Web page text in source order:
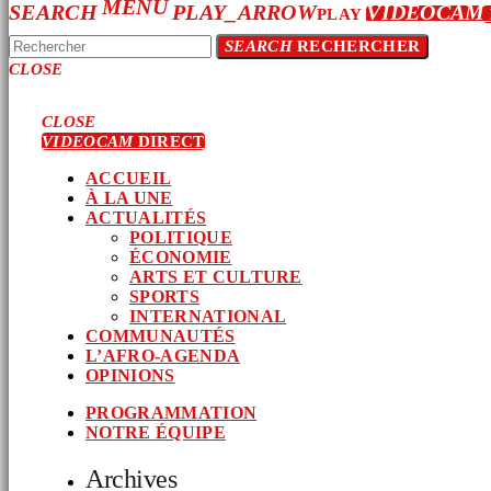
SEARCHMENUPLAY_ARROWPLAY VIDEOCAM
SEARCHRECHERCHER
CLOSE
CLOSE
VIDEOCAMDIRECT
ACCUEIL
À LA UNE
ACTUALITÉS
POLITIQUE
ÉCONOMIE
ARTS ET CULTURE
SPORTS
INTERNATIONAL
COMMUNAUTÉS
L’AFRO-AGENDA
OPINIONS
PROGRAMMATION
NOTRE ÉQUIPE
Archives